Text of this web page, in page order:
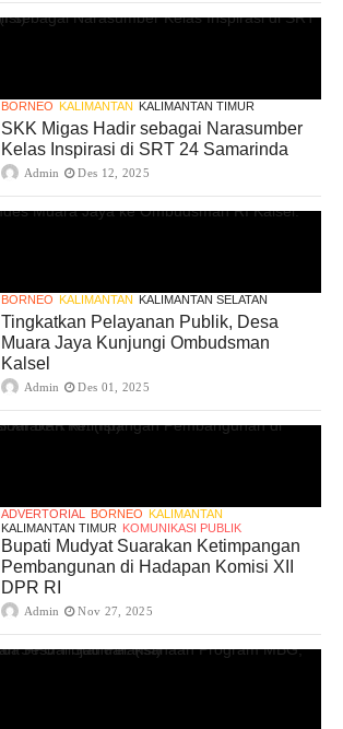
BORNEO KALIMANTAN KALIMANTAN TIMUR
SKK Migas Hadir sebagai Narasumber
Kelas Inspirasi di SRT 24 Samarinda
Admin Des 12, 2025
BORNEO KALIMANTAN KALIMANTAN SELATAN
Tingkatkan Pelayanan Publik, Desa
Muara Jaya Kunjungi Ombudsman
Kalsel
Admin Des 01, 2025
ADVERTORIAL BORNEO KALIMANTAN
KALIMANTAN TIMUR KOMUNIKASI PUBLIK
Bupati Mudyat Suarakan Ketimpangan
Pembangunan di Hadapan Komisi XII
DPR RI
Admin Nov 27, 2025